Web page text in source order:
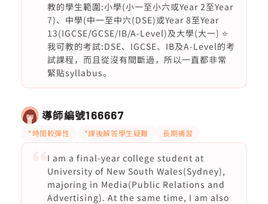
教的學生範圍:小學(小一至小六或Year 2至Year
7)、中學(中一至中六(DSE)或Year 8至Year
13(IGCSE/GCSE/IB/A-Level)及大學(大一) ⭐️
我可教的考試:DSE、IGCSE、IB及A-Level的考
試課程，而且從沒有間斷過，所以一直都非常
緊貼syllabus。
導師編號166667
*時間較彈性 *課後解答學生疑難 長期補習
I am a final-year college student at
University of New South Wales(Sydney),
majoring in Media(Public Relations and
Advertising). At the same time, I am also